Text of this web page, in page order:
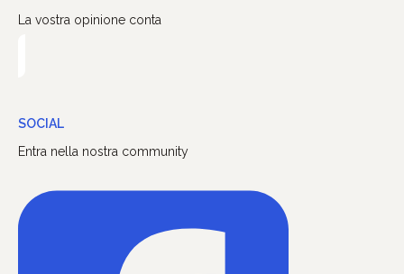
La vostra opinione conta
SOCIAL
Entra nella nostra community